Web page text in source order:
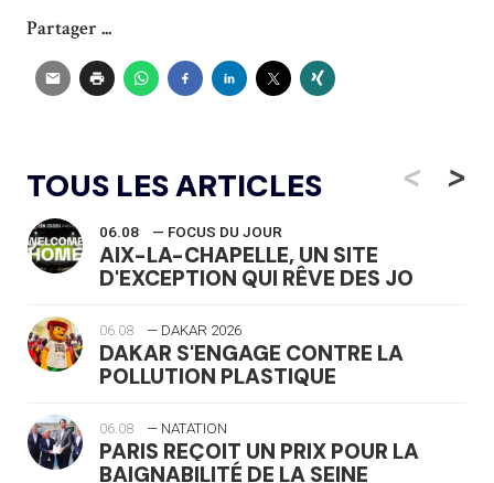
Partager ...
TOUS LES ARTICLES <
06.08 — FOCUS DU JOUR
AIX-LA-CHAPELLE, UN SITE
D'EXCEPTION QUI RÊVE DES JO
06.08 — DAKAR 2026
DAKAR S'ENGAGE CONTRE LA
POLLUTION PLASTIQUE
06.08 — NATATION
PARIS REÇOIT UN PRIX POUR LA
BAIGNABILITÉ DE LA SEINE
>